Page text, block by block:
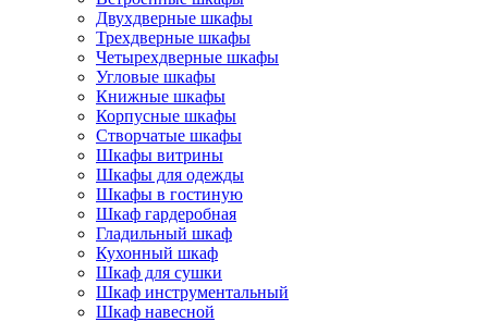
Двухдверные шкафы
Трехдверные шкафы
Четырехдверные шкафы
Угловые шкафы
Книжные шкафы
Корпусные шкафы
Створчатые шкафы
Шкафы витрины
Шкафы для одежды
Шкафы в гостиную
Шкаф гардеробная
Гладильный шкаф
Кухонный шкаф
Шкаф для сушки
Шкаф инструментальный
Шкаф навесной